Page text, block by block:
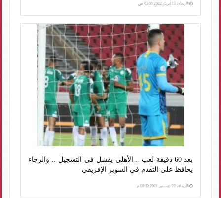
الأربعاء، 13 أبريل 2022 03:00 ص
بعد 60 دقيقة لعب .. الأهلى يفشل في التسجيل .. والرجاء
يحافظ على التقدم في السوبر الإفريقي
الأربعاء، 22 ديسمبر 2021 08:30 م